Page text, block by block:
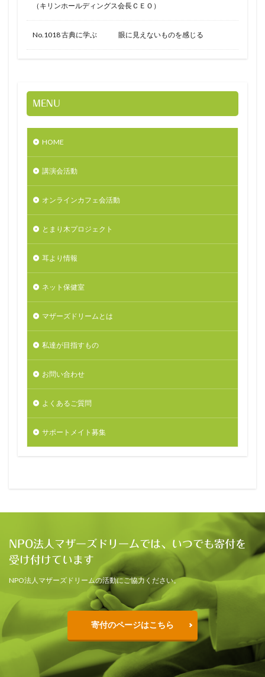
（キリンホールディングス会長ＣＥＯ）
No.1018 古典に学ぶ 眼に見えないものを感じる
MENU
HOME
講演会活動
オンラインカフェ会活動
とまり木プロジェクト
耳より情報
ネット保健室
マザーズドリームとは
私達が目指すもの
お問い合わせ
よくあるご質問
サポートメイト募集
NPO法人マザーズドリームでは、いつでも寄付を
受け付けています
NPO法人マザーズドリームの活動にご協力ください。
寄付のページはこちら